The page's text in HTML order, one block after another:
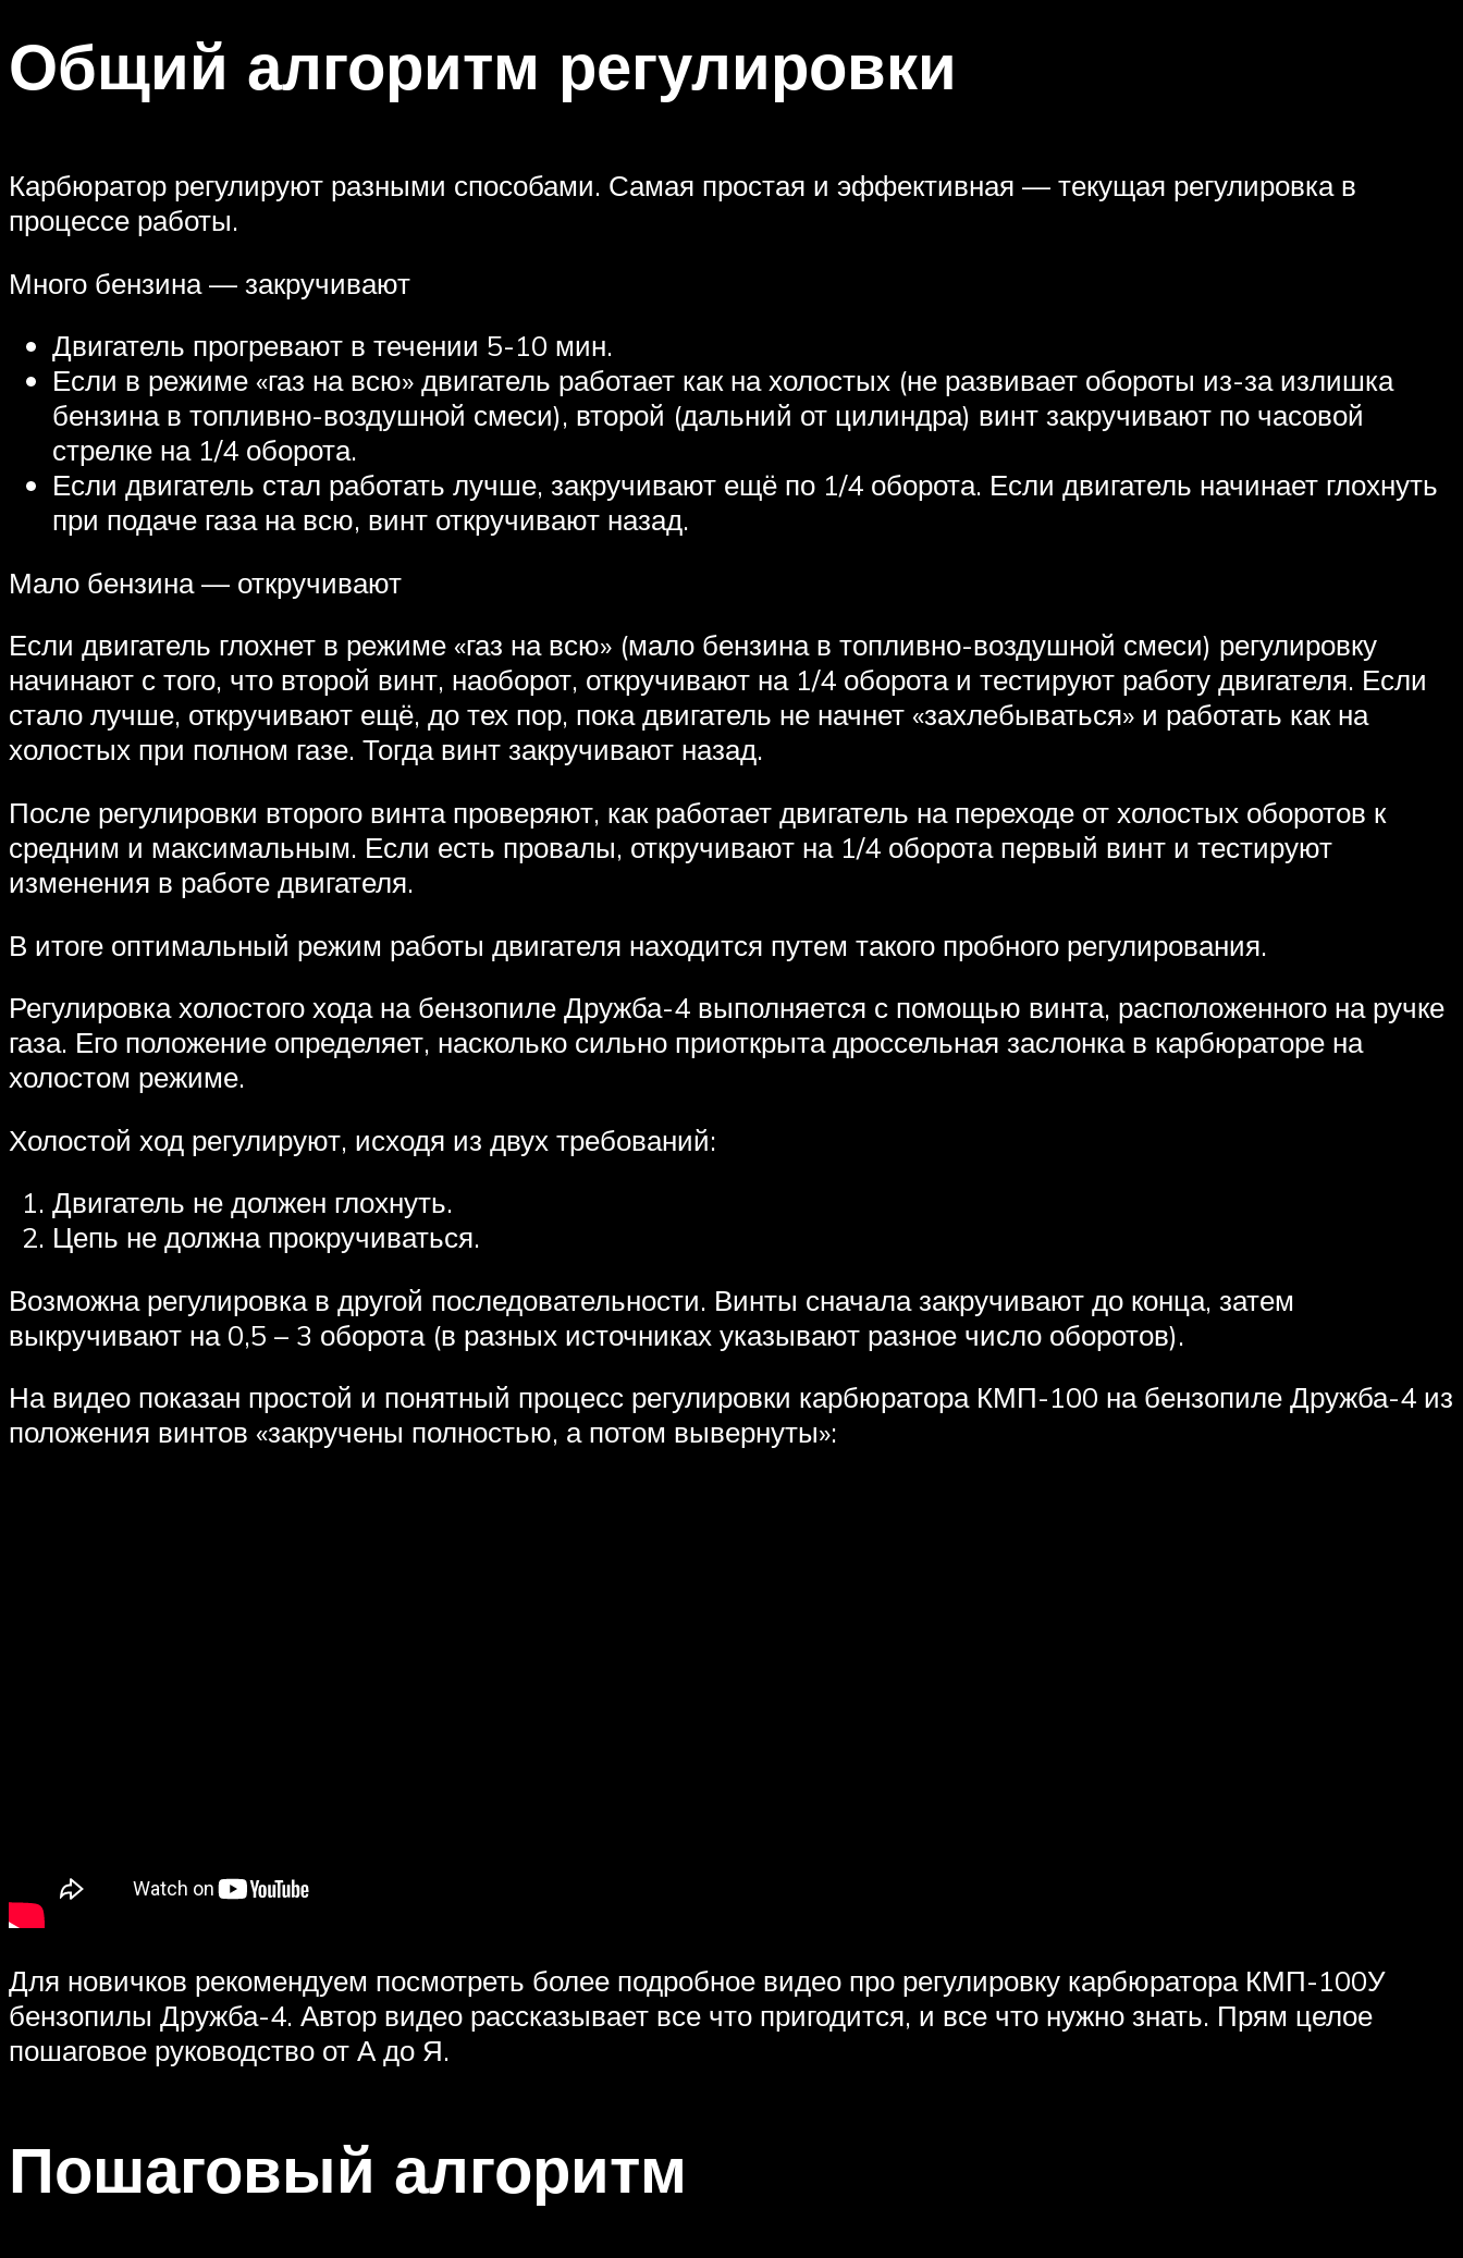
Общий алгоритм регулировки
Карбюратор регулируют разными способами. Самая простая и эффективная — текущая регулировка в
процессе работы.
Много бензина — закручивают
Двигатель прогревают в течении 5-10 мин.
Если в режиме «газ на всю» двигатель работает как на холостых (не развивает обороты из-за излишка
бензина в топливно-воздушной смеси), второй (дальний от цилиндра) винт закручивают по часовой
стрелке на 1/4 оборота.
Если двигатель стал работать лучше, закручивают ещё по 1/4 оборота. Если двигатель начинает глохнуть
при подаче газа на всю, винт откручивают назад.
Мало бензина — откручивают
Если двигатель глохнет в режиме «газ на всю» (мало бензина в топливно-воздушной смеси) регулировку
начинают с того, что второй винт, наоборот, откручивают на 1/4 оборота и тестируют работу двигателя. Если
стало лучше, откручивают ещё, до тех пор, пока двигатель не начнет «захлебываться» и работать как на
холостых при полном газе. Тогда винт закручивают назад.
После регулировки второго винта проверяют, как работает двигатель на переходе от холостых оборотов к
средним и максимальным. Если есть провалы, откручивают на 1/4 оборота первый винт и тестируют
изменения в работе двигателя.
В итоге оптимальный режим работы двигателя находится путем такого пробного регулирования.
Регулировка холостого хода на бензопиле Дружба-4 выполняется с помощью винта, расположенного на ручке
газа. Его положение определяет, насколько сильно приоткрыта дроссельная заслонка в карбюраторе на
холостом режиме.
Холостой ход регулируют, исходя из двух требований:
Двигатель не должен глохнуть.
Цепь не должна прокручиваться.
Возможна регулировка в другой последовательности. Винты сначала закручивают до конца, затем
выкручивают на 0,5 – 3 оборота (в разных источниках указывают разное число оборотов).
На видео показан простой и понятный процесс регулировки карбюратора КМП-100 на бензопиле Дружба-4 из
положения винтов «закручены полностью, а потом вывернуты»:
Для новичков рекомендуем посмотреть более подробное видео про регулировку карбюратора КМП-100У
бензопилы Дружба-4. Автор видео рассказывает все что пригодится, и все что нужно знать. Прям целое
пошаговое руководство от А до Я.
Пошаговый алгоритм